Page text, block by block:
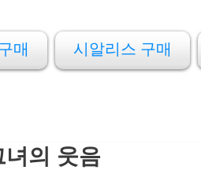
매 시알리스 구매
의 웃음